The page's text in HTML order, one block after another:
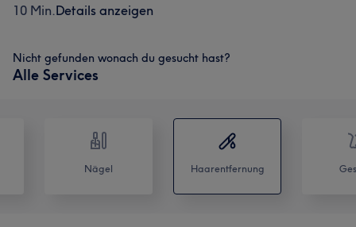
10 Min.Details anzeigen
Nicht gefunden wonach du gesucht hast?
Alle Services
Nägel Haarentfernung